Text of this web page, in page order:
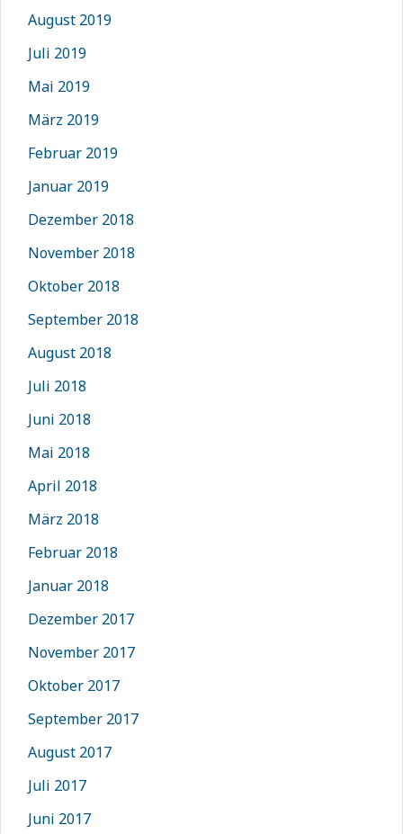
August 2019
Juli 2019
Mai 2019
März 2019
Februar 2019
Januar 2019
Dezember 2018
November 2018
Oktober 2018
September 2018
August 2018
Juli 2018
Juni 2018
Mai 2018
April 2018
März 2018
Februar 2018
Januar 2018
Dezember 2017
November 2017
Oktober 2017
September 2017
August 2017
Juli 2017
Juni 2017